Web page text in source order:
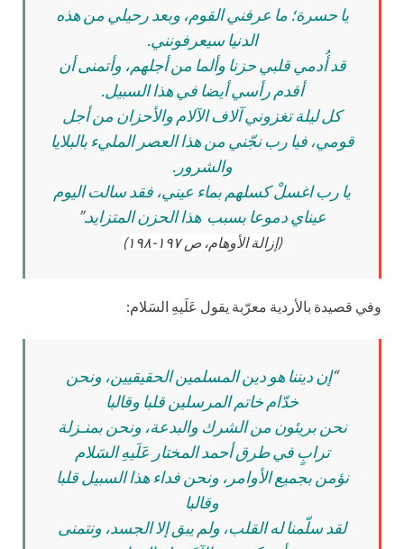
يا حسرة؛ ما عرفني القوم، وبعد رحيلي من هذه
الدنيا سيعرفونني.
قد أُدمي قلبي حزنا وألما من أجلهم، وأتمنى أن
أقدم رأسي أيضا في هذا السبيل.
كل ليلة تغزوني آلاف الآلام والأحزان من أجل
قومي، فيا رب نجّني من هذا العصر المليء بالبلايا
والشرور.
يا رب اغسلْ كسلهم بماء عيني، فقد سالت اليوم
عيناي دموعا بسبب هذا الحزن المتزايد.”
(إزالة الأوهام، ص ١٩٧-١٩٨)
وفي قصيدة بالأردية معرّبة يقول عَلَيهِ السَلام:
“إن ديننا هو دين المسلمين الحقيقيين، ونحن
خدّام خاتم المرسلين قلبا وقالبا
نحن بريئون من الشرك والبدعة، ونحن بمنـزلة
ترابٍ في طرق أحمد المختار عَلَيهِ السَلام
نؤمن بجميع الأوامر، ونحن فداء هذا السبيل قلبا
وقالبا
لقد سلّمنا له القلب، ولم يبق إلا الجسد، ونتمنى